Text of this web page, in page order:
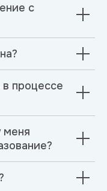
с
процессе
меня